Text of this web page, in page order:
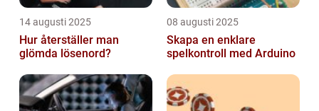
14 augusti 2025
Hur återställer man
glömda lösenord?
08 augusti 2025
Skapa en enklare
spelkontroll med Arduino